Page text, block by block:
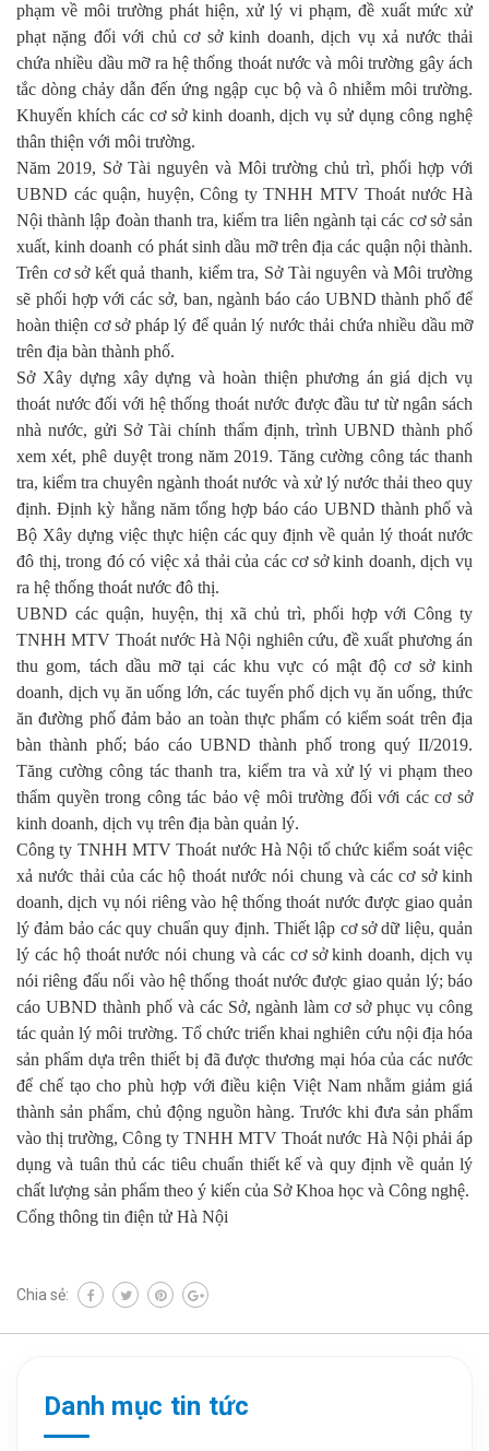
phạm về môi trường phát hiện, xử lý vi phạm, đề xuất mức xử
phạt nặng đối với chủ cơ sở kinh doanh, dịch vụ xả nước thải
chứa nhiều dầu mỡ ra hệ thống thoát nước và môi trường gây ách
tắc dòng chảy dẫn đến ứng ngập cục bộ và ô nhiễm môi trường.
Khuyến khích các cơ sở kinh doanh, dịch vụ sử dụng công nghệ
thân thiện với môi trường.
Năm 2019, Sở Tài nguyên và Môi trường chủ trì, phối hợp với
UBND các quận, huyện, Công ty TNHH MTV Thoát nước Hà
Nội thành lập đoàn thanh tra, kiểm tra liên ngành tại các cơ sở sản
xuất, kinh doanh có phát sinh dầu mỡ trên địa các quận nội thành.
Trên cơ sở kết quả thanh, kiểm tra, Sở Tài nguyên và Môi trường
sẽ phối hợp với các sở, ban, ngành báo cáo UBND thành phố để
hoàn thiện cơ sở pháp lý để quản lý nước thải chứa nhiều dầu mỡ
trên địa bàn thành phố.
Sở Xây dựng xây dựng và hoàn thiện phương án giá dịch vụ
thoát nước đối với hệ thống thoát nước được đầu tư từ ngân sách
nhà nước, gửi Sở Tài chính thẩm định, trình UBND thành phố
xem xét, phê duyệt trong năm 2019. Tăng cường công tác thanh
tra, kiểm tra chuyên ngành thoát nước và xử lý nước thải theo quy
định. Định kỳ hằng năm tổng hợp báo cáo UBND thành phố và
Bộ Xây dựng việc thực hiện các quy định về quản lý thoát nước
đô thị, trong đó có việc xả thải của các cơ sở kinh doanh, dịch vụ
ra hệ thống thoát nước đô thị.
UBND các quận, huyện, thị xã chủ trì, phối hợp với Công ty
TNHH MTV Thoát nước Hà Nội nghiên cứu, đề xuất phương án
thu gom, tách dầu mỡ tại các khu vực có mật độ cơ sở kinh
doanh, dịch vụ ăn uống lớn, các tuyến phố dịch vụ ăn uống, thức
ăn đường phố đảm bảo an toàn thực phẩm có kiểm soát trên địa
bàn thành phố; báo cáo UBND thành phố trong quý II/2019.
Tăng cường công tác thanh tra, kiểm tra và xử lý vi phạm theo
thẩm quyền trong công tác bảo vệ môi trường đối với các cơ sở
kinh doanh, dịch vụ trên địa bàn quản lý.
Công ty TNHH MTV Thoát nước Hà Nội tổ chức kiểm soát việc
xả nước thải của các hộ thoát nước nói chung và các cơ sở kinh
doanh, dịch vụ nói riêng vào hệ thống thoát nước được giao quản
lý đảm bảo các quy chuẩn quy định. Thiết lập cơ sở dữ liệu, quản
lý các hộ thoát nước nói chung và các cơ sở kinh doanh, dịch vụ
nói riêng đấu nối vào hệ thống thoát nước được giao quản lý; báo
cáo UBND thành phố và các Sở, ngành làm cơ sở phục vụ công
tác quản lý môi trường. Tổ chức triển khai nghiên cứu nội địa hóa
sản phẩm dựa trên thiết bị đã được thương mại hóa của các nước
để chế tạo cho phù hợp với điều kiện Việt Nam nhằm giảm giá
thành sản phẩm, chủ động nguồn hàng. Trước khi đưa sản phẩm
vào thị trường, Công ty TNHH MTV Thoát nước Hà Nội phải áp
dụng và tuân thủ các tiêu chuẩn thiết kế và quy định về quản lý
chất lượng sản phẩm theo ý kiến của Sở Khoa học và Công nghệ.
Cổng thông tin điện tử Hà Nội
Chia sẻ:
Danh mục tin tức